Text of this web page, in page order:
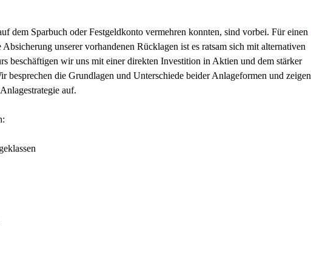
dem Sparbuch oder Festgeldkonto vermehren konnten, sind vorbei. Für einen
unserer vorhandenen Rücklagen ist es ratsam sich mit alternativen
beschäftigen wir uns mit einer direkten Investition in Aktien und dem stärker
besprechen die Grundlagen und Unterschiede beider Anlageformen und zeigen
auf.